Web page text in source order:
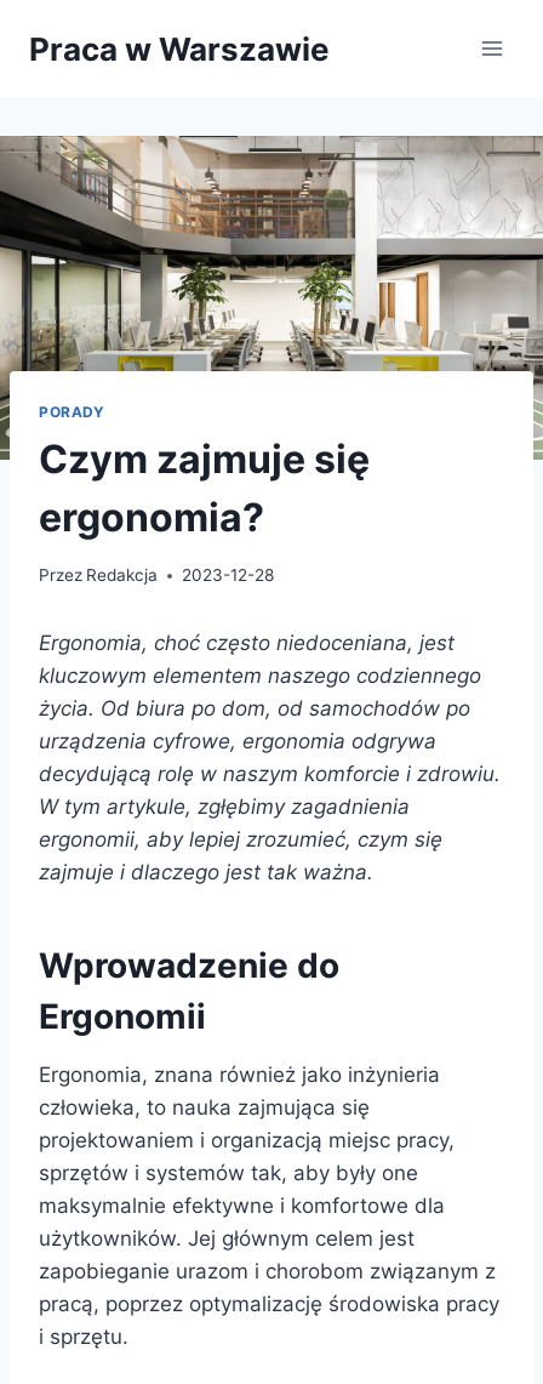
Praca w Warszawie
PORADY
Czym zajmuje się
ergonomia?
Przez Redakcja 2023-12-28
Ergonomia, choć często niedoceniana, jest
kluczowym elementem naszego codziennego
życia. Od biura po dom, od samochodów po
urządzenia cyfrowe, ergonomia odgrywa
decydującą rolę w naszym komforcie i zdrowiu.
W tym artykule, zgłębimy zagadnienia
ergonomii, aby lepiej zrozumieć, czym się
zajmuje i dlaczego jest tak ważna.
Wprowadzenie do
Ergonomii
Ergonomia, znana również jako inżynieria
człowieka, to nauka zajmująca się
projektowaniem i organizacją miejsc pracy,
sprzętów i systemów tak, aby były one
maksymalnie efektywne i komfortowe dla
użytkowników. Jej głównym celem jest
zapobieganie urazom i chorobom związanym z
pracą, poprzez optymalizację środowiska pracy
i sprzętu.